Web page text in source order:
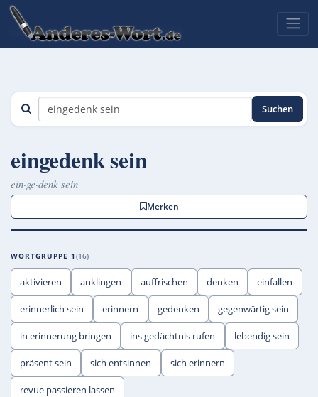
Suchen
eingedenk sein
ein·ge·denk sein
Merken
WORTGRUPPE 1 16
aktivieren anklingen auffrischen denken einfallen
erinnerlich sein erinnern gedenken gegenwärtig sein
in erinnerung bringen ins gedächtnis rufen lebendig sein
präsent sein sich entsinnen sich erinnern
revue passieren lassen